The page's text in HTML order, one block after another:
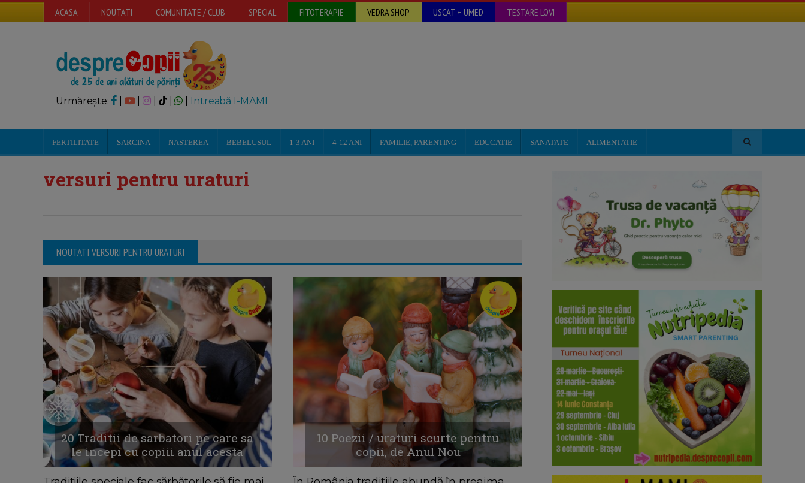
ACASA NOUTATI COMUNITATE / CLUB SPECIAL FITOTERAPIE VEDRA SHOP USCAT + UMED TESTARE LOVI
Urmărește: | | Intreabă I-MAMI
FERTILITATE SARCINA NASTEREA BEBELUSUL 1-3 ANI 4-12 ANI FAMILIE, PARENTING EDUCATIE SANATATE ALIMENTATIE
versuri pentru uraturi
NOUTATI VERSURI PENTRU URATURI
20 Traditii de sarbatori pe care sa
le incepi cu copiii anul acesta
10 Poezii / uraturi scurte pentru
copii, de Anul Nou